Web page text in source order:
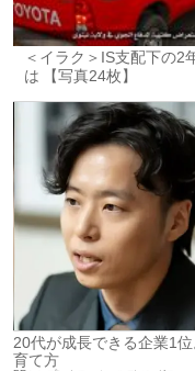
＜イラク＞IS支配下の2
は 【写真24枚】
20代が成長できる企業1
育て方